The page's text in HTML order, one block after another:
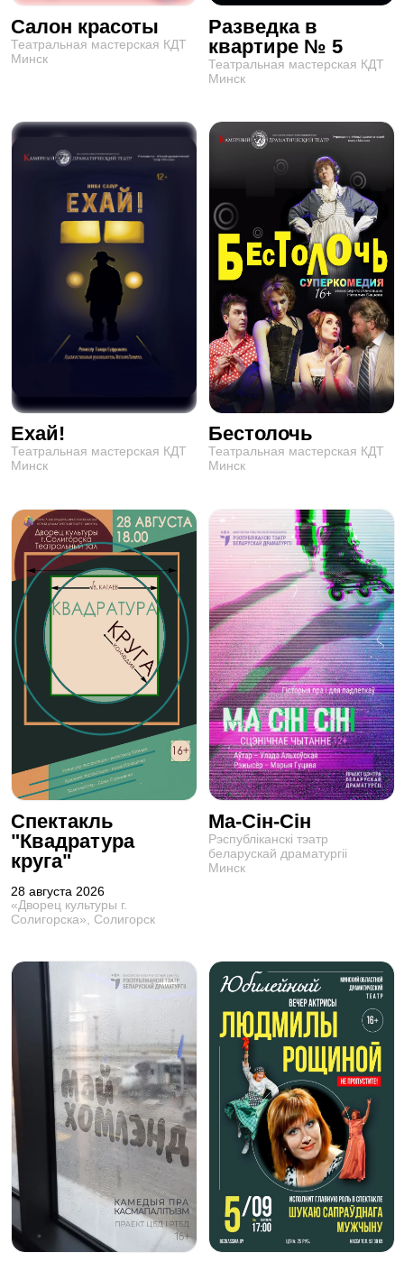
Салон красоты
Театральная мастерская КДТ
Минск
Разведка в
квартире № 5
Театральная мастерская КДТ
Минск
Ехай!
Театральная мастерская КДТ
Минск
Бестолочь
Театральная мастерская КДТ
Минск
Спектакль
"Квадратура
круга"
28 августа 2026
«Дворец культуры г.
Солигорска», Солигорск
Ма-Сін-Сін
Рэспублiканскi тэатр
беларускай драматургii
Минск